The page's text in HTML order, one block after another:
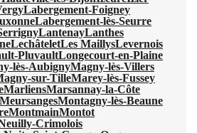
Labergement-Foigney
Labergement-lès-Seurre
LantenayLanthes
LechâteletLes MaillysLevernois
PluvaultLongecourt-en-Plaine
lès-AubignyMagny-lès-Villers
sur-TilleMarey-lès-Fussey
MarliensMarsannay-la-Côte
MeursangesMontagny-lès-Beaune
MontmainMontot
Crimolois